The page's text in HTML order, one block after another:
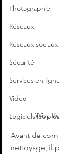
Photographie
Réseaux
Réseaux sociaux
Sécurité
Services en ligne
Video
Logiciels les
Wise
Avant de
nettoyage, il